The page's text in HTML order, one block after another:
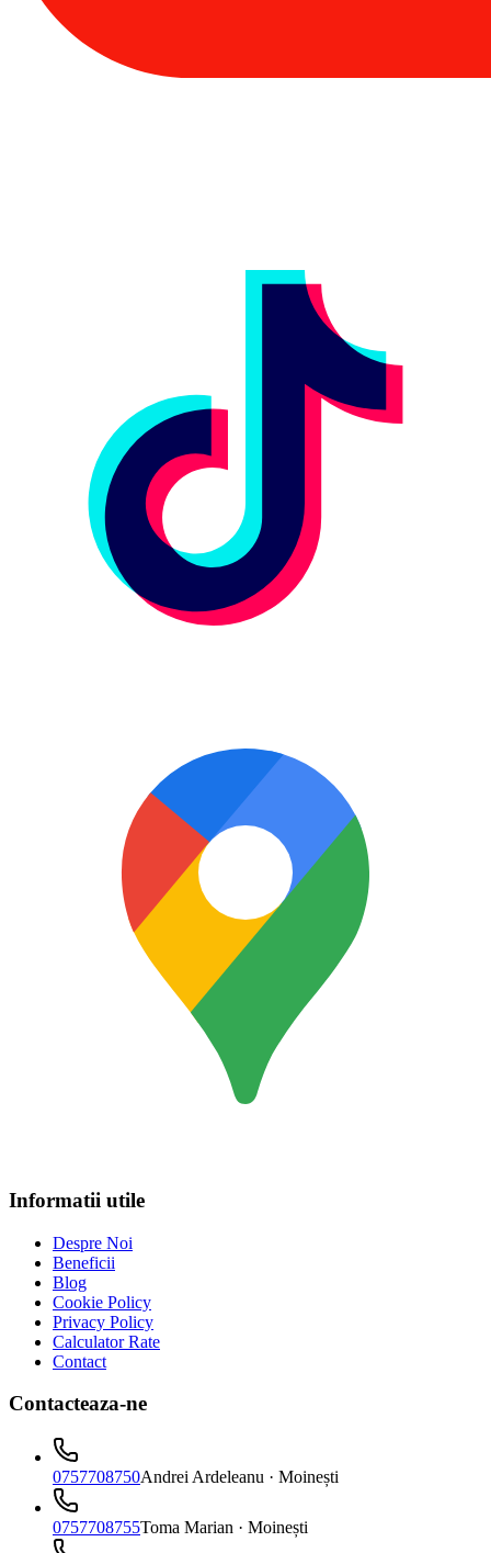
Informatii utile
Despre Noi
Beneficii
Blog
Cookie Policy
Privacy Policy
Calculator Rate
Contact
Contacteaza-ne
0757708750Andrei Ardeleanu · Moinești
0757708755Toma Marian · Moinești